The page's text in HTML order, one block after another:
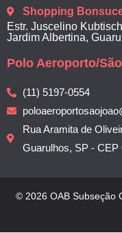
Shopping
Estr. Juscelino
Jardim Albertina,
Polo Aeroporto/
(11) 5197-0554
Rua Aramita de
Guarulhos, SP - CEP
© 2026 OAB Subseção